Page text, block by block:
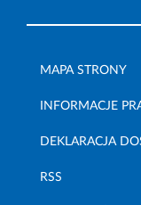
MAPA STRONY
INFORMACJE
DEKLARACJA
RSS